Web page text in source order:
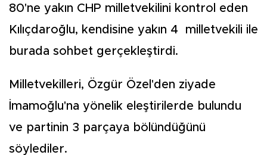
80'ne yakın CHP milletvekilini kontrol eden
Kılıçdaroğlu, kendisine yakın 4 milletvekili ile
burada sohbet gerçekleştirdi.
Milletvekilleri, Özgür Özel'den ziyade
İmamoğlu'na yönelik eleştirilerde bulundu
ve partinin 3 parçaya bölündüğünü
söylediler.